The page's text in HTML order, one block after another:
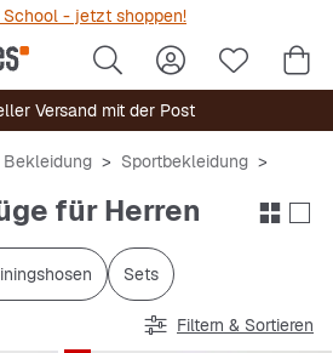
- jetzt shoppen!
Versand mit der Post
Bekleidung
Sportbekleidung
für Herren
Sets
Filtern & Sortieren